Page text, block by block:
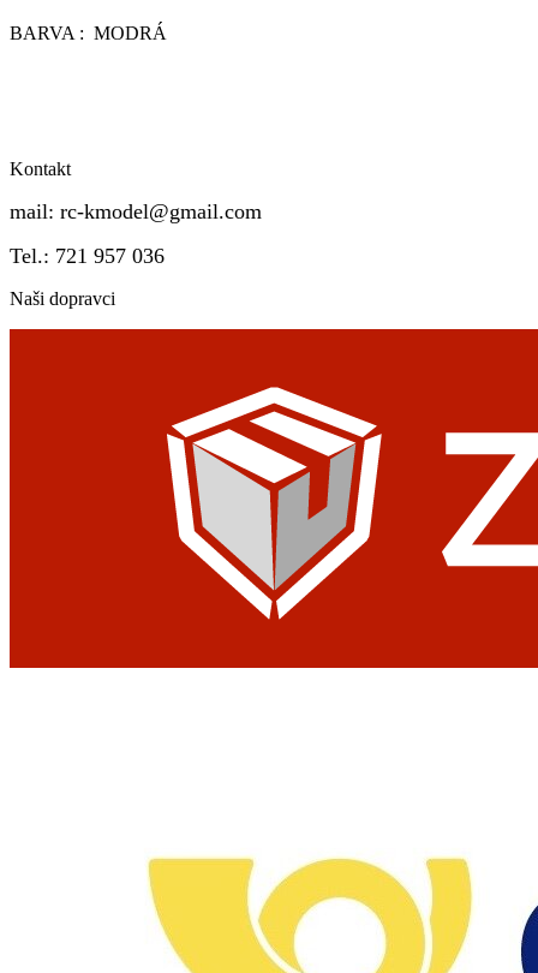
BARVA : MODRÁ
Kontakt
mail: rc-kmodel@gmail.com
Tel.: 721 957 036
Naši dopravci